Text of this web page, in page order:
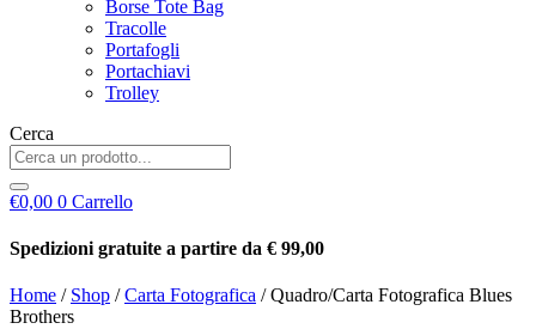
Borse Tote Bag
Tracolle
Portafogli
Portachiavi
Trolley
Cerca
€0,00 0 Carrello
Spedizioni gratuite a partire da € 99,00
Home / Shop /Carta Fotografica / Quadro/Carta Fotografica Blues
Brothers